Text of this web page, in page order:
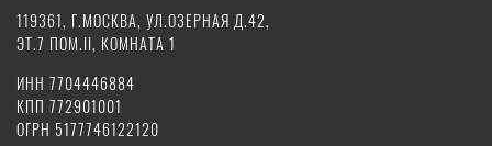
119361, Г.МОСКВА, УЛ.ОЗЕРНАЯ Д.42,
ЭТ.7 ПОМ.II, КОМНАТА 1
ИНН 7704446884
КПП 772901001
ОГРН 5177746122120